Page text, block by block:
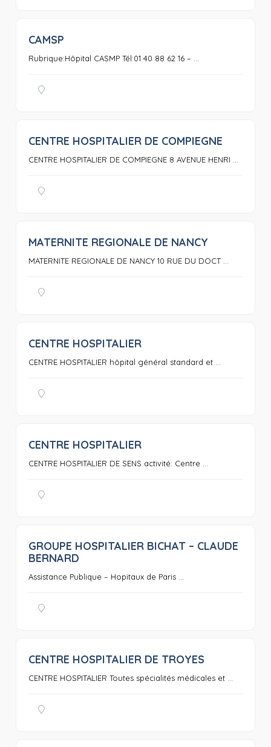
CAMSP
Rubrique:Hôpital CASMP Tél:01 40 88 62 16 – ...
0
CENTRE HOSPITALIER DE COMPIEGNE
CENTRE HOSPITALIER DE COMPIEGNE 8 AVENUE HENRI ...
MATERNITE REGIONALE DE NANCY
MATERNITE REGIONALE DE NANCY 10 RUE DU DOCT ...
CENTRE HOSPITALIER
CENTRE HOSPITALIER hôpital général standard et ...
CENTRE HOSPITALIER
CENTRE HOSPITALIER DE SENS activité: Centre ...
0
GROUPE HOSPITALIER BICHAT – CLAUDE
BERNARD
Assistance Publique – Hopitaux de Paris ...
CENTRE HOSPITALIER DE TROYES
CENTRE HOSPITALIER Toutes spécialités médicales et ...